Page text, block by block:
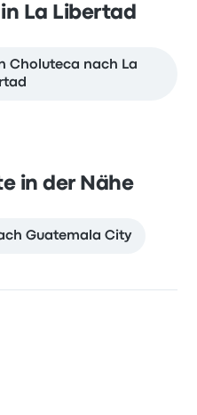
La Libertad
Choluteca nach La
in der Nähe
Guatemala City